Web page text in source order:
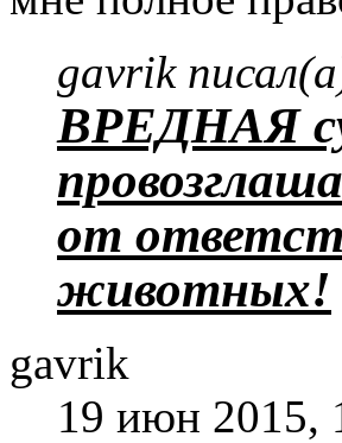
gavrik
ВРЕДНАЯ
от
животных!
gavrik
19 июн 2015,